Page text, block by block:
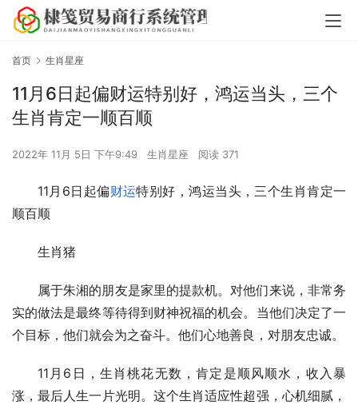
首页 生肖星座
11月6日起偏财运特别好，鸿运当头，三个
生肖肯定一顺百顺
2022年 11月 5日 下午9:49 生肖星座 阅读 371
11月6日起偏财运特别好，鸿运当头，三个生肖肯定一
顺百顺
生肖猪
属于朱湘的朋友是家里的提款机。对他们来说，非常务
实的做法是最终等待得到财神祝福的机会。当他们决定了一
个目标，他们就会为之奋斗。他们心地善良，对朋友忠诚。
11月6日，生肖桃花无数，肯定是顺风顺水，收入暴
涨，最后人生一片光明。这个生肖适应性超强，心机细腻，